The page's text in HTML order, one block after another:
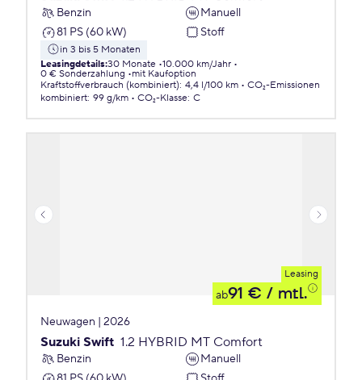
Benzin
Manuell
81 PS (60 kW)
Stoff
in 3 bis 5 Monaten
Leasingdetails:30 Monate 10.000 km/Jahr
0 € Sonderzahlung
mit Kaufoption
Kraftstoffverbrauch (kombiniert): 4,4 l/100 km
CO₂-Emissionen
kombiniert: 99 g/km CO₂-Klasse: C
Leasing
ab91 € / mtl.
Neuwagen | 2026
Suzuki Swift 1.2 HYBRID MT Comfort
Benzin
Manuell